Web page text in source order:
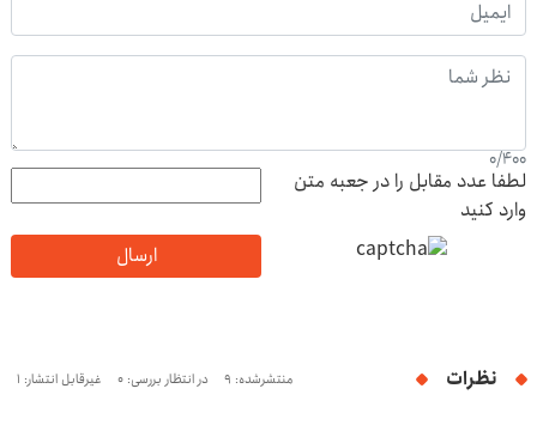
0/400
لطفا عدد مقابل را در جعبه متن
وارد کنید
ارسال
نظرات منتشرشده: 9 در انتظار بررسی: 0 غیرقابل انتشار: 1